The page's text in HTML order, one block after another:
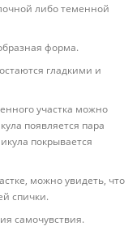
либо теменной
форма.
гладкими и
участка можно
появляется пара
покрывается
можно увидеть, что
спички.
самочувствия.